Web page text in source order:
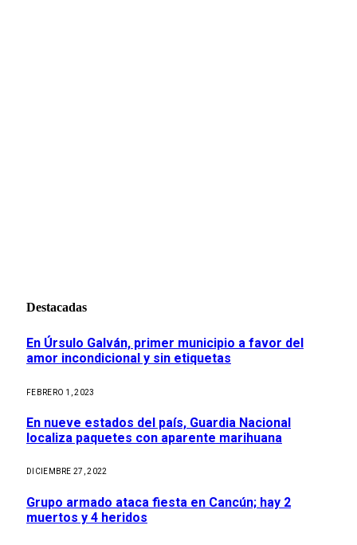
Destacadas
En Úrsulo Galván, primer municipio a favor del
amor incondicional y sin etiquetas
FEBRERO 1, 2023
En nueve estados del país, Guardia Nacional
localiza paquetes con aparente marihuana
DICIEMBRE 27, 2022
Grupo armado ataca fiesta en Cancún; hay 2
muertos y 4 heridos